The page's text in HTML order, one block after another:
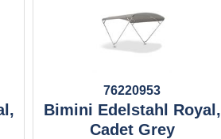
76220953
Bimini Edelstahl Royal,
Cadet Grey